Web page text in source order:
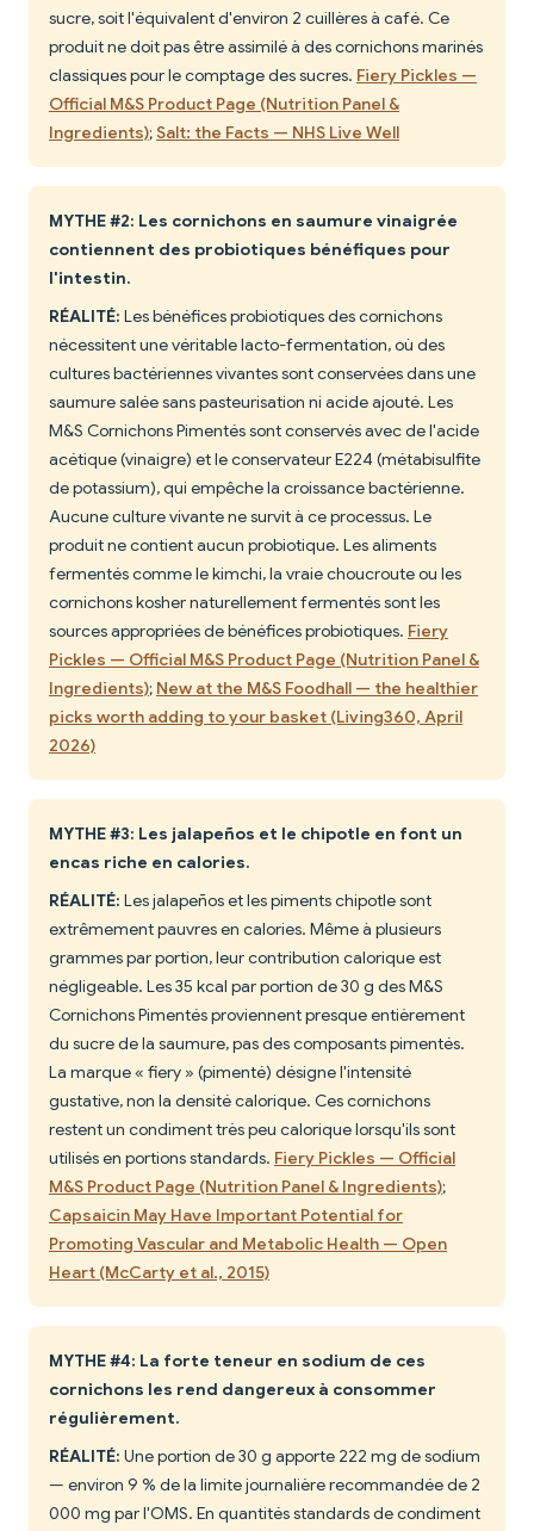
sucre, soit l'équivalent d'environ 2 cuillères à café. Ce
produit ne doit pas être assimilé à des cornichons marinés
classiques pour le comptage des sucres. Fiery Pickles —
Official M&S Product Page (Nutrition Panel &
Ingredients);Salt: the Facts — NHS Live Well
MYTHE #2: Les cornichons en saumure vinaigrée
contiennent des probiotiques bénéfiques pour
l'intestin.
RÉALITÉ: Les bénéfices probiotiques des cornichons
nécessitent une véritable lacto-fermentation, où des
cultures bactériennes vivantes sont conservées dans une
saumure salée sans pasteurisation ni acide ajouté. Les
M&S Cornichons Pimentés sont conservés avec de l'acide
acétique (vinaigre) et le conservateur E224 (métabisulfite
de potassium), qui empêche la croissance bactérienne.
Aucune culture vivante ne survit à ce processus. Le
produit ne contient aucun probiotique. Les aliments
fermentés comme le kimchi, la vraie choucroute ou les
cornichons kosher naturellement fermentés sont les
sources appropriées de bénéfices probiotiques. Fiery
Pickles — Official M&S Product Page (Nutrition Panel &
Ingredients); New at the M&S Foodhall — the healthier
picks worth adding to your basket (Living360, April
2026)
MYTHE #3: Les jalapeños et le chipotle en font un
encas riche en calories.
RÉALITÉ: Les jalapeños et les piments chipotle sont
extrêmement pauvres en calories. Même à plusieurs
grammes par portion, leur contribution calorique est
négligeable. Les 35 kcal par portion de 30 g des M&S
Cornichons Pimentés proviennent presque entièrement
du sucre de la saumure, pas des composants pimentés.
La marque « fiery » (pimenté) désigne l'intensité
gustative, non la densité calorique. Ces cornichons
restent un condiment très peu calorique lorsqu'ils sont
utilisés en portions standards. Fiery Pickles — Official
M&S Product Page (Nutrition Panel & Ingredients);
Capsaicin May Have Important Potential for
Promoting Vascular and Metabolic Health — Open
Heart (McCarty et al., 2015)
MYTHE #4: La forte teneur en sodium de ces
cornichons les rend dangereux à consommer
régulièrement.
RÉALITÉ: Une portion de 30 g apporte 222 mg de sodium
— environ 9 % de la limite journalière recommandée de 2
000 mg par l'OMS. En quantités standards de condiment